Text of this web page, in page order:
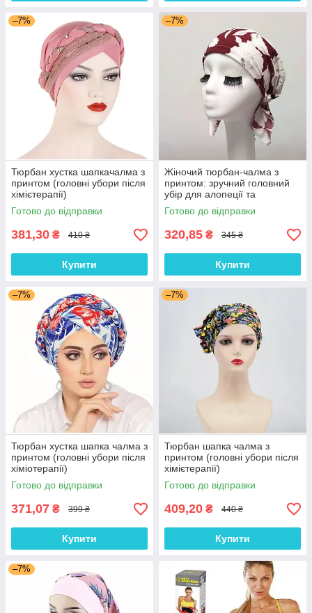
–7%
Тюрбан хустка шапкачалма з
принтом (головні убори після
хімієтерапії)
Готово до відправки
381,30 ₴ 410 ₴
Купити
–7%
Жіночий тюрбан-чалма з
принтом: зручний головний
убір для алопеції та
відновлення після
хімієтерапії
Готово до відправки
320,85 ₴ 345 ₴
Купити
–7%
Тюрбан хустка шапка чалма з
принтом (головні убори після
хіміотерапії)
Готово до відправки
371,07 ₴ 399 ₴
Купити
–7%
Тюрбан шапка чалма з
принтом (головні убори після
хімієтерапії)
Готово до відправки
409,20 ₴ 440 ₴
Купити
–7%